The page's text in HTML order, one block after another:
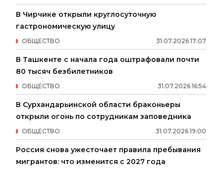
В Чирчике открыли круглосуточную
гастрономическую улицу
31.07.2026 17:07
ОБЩЕСТВО
В Ташкенте с начала года оштрафовали почти
80 тысяч безбилетников
31.07.2026 16:54
ОБЩЕСТВО
В Сурхандарьинской области браконьеры
открыли огонь по сотрудникам заповедника
31.07.2026 19:00
ОБЩЕСТВО
Россия снова ужесточает правила пребывания
мигрантов: что изменится с 2027 года